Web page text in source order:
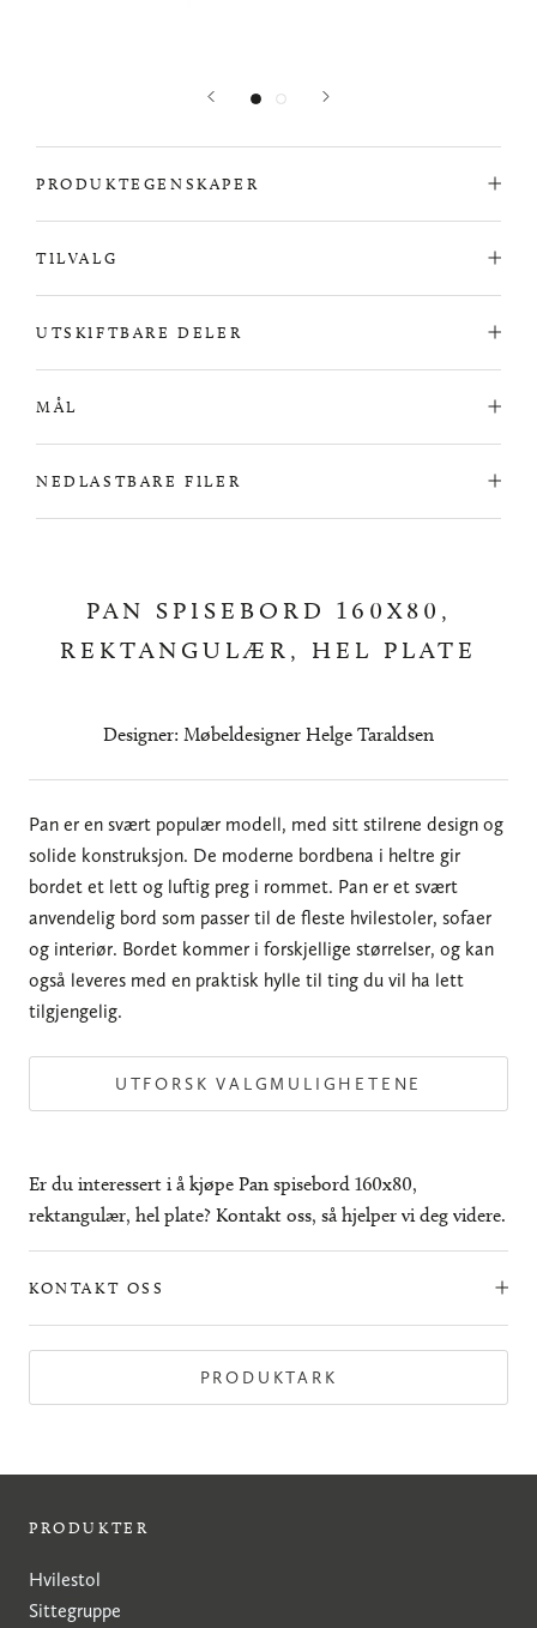
PRODUKTEGENSKAPER
TILVALG
UTSKIFTBARE DELER
MÅL
NEDLASTBARE FILER
PAN SPISEBORD 160X80,
REKTANGULÆR, HEL PLATE
Designer: Møbeldesigner Helge Taraldsen
Pan er en svært populær modell, med sitt stilrene design og
solide konstruksjon. De moderne bordbena i heltre gir
bordet et lett og luftig preg i rommet. Pan er et svært
anvendelig bord som passer til de fleste hvilestoler, sofaer
og interiør. Bordet kommer i forskjellige størrelser, og kan
også leveres med en praktisk hylle til ting du vil ha lett
tilgjengelig.
UTFORSK VALGMULIGHETENE
Er du interessert i å kjøpe Pan spisebord 160x80,
rektangulær, hel plate? Kontakt oss, så hjelper vi deg videre.
KONTAKT OSS
PRODUKTARK
PRODUKTER
Hvilestol
Sittegruppe